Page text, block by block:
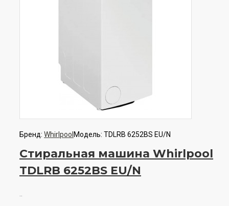
Бренд: Whirlpool Модель: TDLRB 6252BS EU/N
Стиральная машина Whirlpool
TDLRB 6252BS EU/N